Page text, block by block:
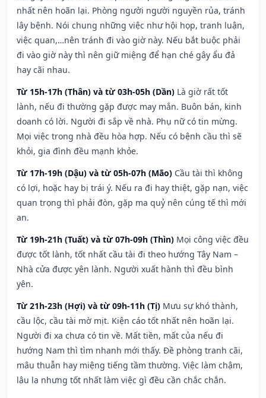
nhất nên hoãn lại. Phòng người người nguyền rủa, tránh
lây bệnh. Nói chung những việc như hội họp, tranh luận,
việc quan,…nên tránh đi vào giờ này. Nếu bắt buộc phải
đi vào giờ này thì nên giữ miệng để hạn ché gây ẩu đả
hay cãi nhau.
Từ 15h-17h (Thân) và từ 03h-05h (Dần) Là giờ rất tốt
lành, nếu đi thường gặp được may mắn. Buôn bán, kinh
doanh có lời. Người đi sắp về nhà. Phụ nữ có tin mừng.
Mọi việc trong nhà đều hòa hợp. Nếu có bệnh cầu thì sẽ
khỏi, gia đình đều mạnh khỏe.
Từ 17h-19h (Dậu) và từ 05h-07h (Mão) Cầu tài thì không
có lợi, hoặc hay bị trái ý. Nếu ra đi hay thiệt, gặp nạn, việc
quan trọng thì phải đòn, gặp ma quỷ nên cúng tế thì mới
an.
Từ 19h-21h (Tuất) và từ 07h-09h (Thìn) Mọi công việc đều
được tốt lành, tốt nhất cầu tài đi theo hướng Tây Nam –
Nhà cửa được yên lành. Người xuất hành thì đều bình
yên.
Từ 21h-23h (Hợi) và từ 09h-11h (Tị) Mưu sự khó thành,
cầu lộc, cầu tài mờ mịt. Kiện cáo tốt nhất nên hoãn lại.
Người đi xa chưa có tin về. Mất tiền, mất của nếu đi
hướng Nam thì tìm nhanh mới thấy. Đề phòng tranh cãi,
mâu thuẫn hay miệng tiếng tầm thường. Việc làm chậm,
lâu la nhưng tốt nhất làm việc gì đều cần chắc chắn.